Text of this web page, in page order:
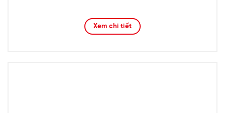
Xem chi tiết